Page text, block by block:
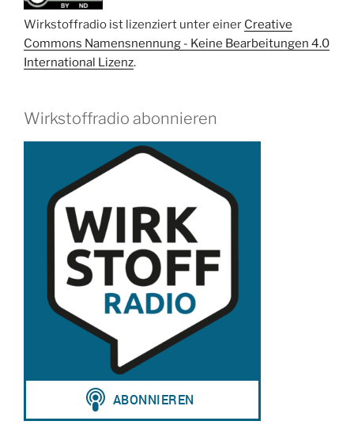
Kloß“
Wirkstoffradio ist lizenziert unter einer Creative
Commons Namensnennung - Keine Bearbeitungen 4.0
International Lizenz.
Wirkstoffradio abonnieren